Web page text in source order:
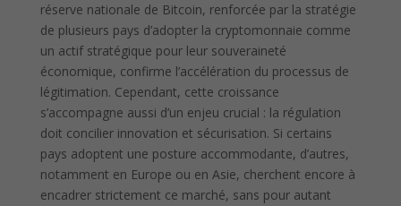
réserve nationale de Bitcoin, renforcée par la stratégie
de plusieurs pays d’adopter la cryptomonnaie comme
un actif stratégique pour leur souveraineté
économique, confirme l’accélération du processus de
légitimation. Cependant, cette croissance
s’accompagne aussi d’un enjeu crucial : la régulation
doit concilier innovation et sécurisation. Si certains
pays adoptent une posture accommodante, d’autres,
notamment en Europe ou en Asie, cherchent encore à
encadrer strictement ce marché, sans pour autant